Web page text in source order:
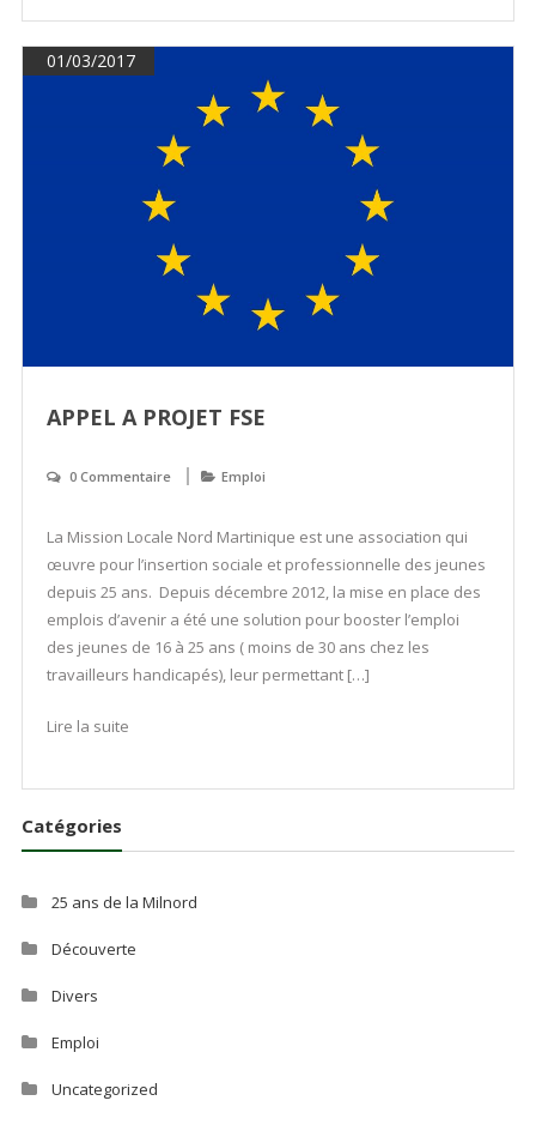
01/03/2017
APPEL A PROJET FSE
0 Commentaire Emploi
La Mission Locale Nord Martinique est une association qui
œuvre pour l’insertion sociale et professionnelle des jeunes
depuis 25 ans. Depuis décembre 2012, la mise en place des
emplois d’avenir a été une solution pour booster l’emploi
des jeunes de 16 à 25 ans ( moins de 30 ans chez les
travailleurs handicapés), leur permettant […]
Lire la suite
Catégories
25 ans de la Milnord
Découverte
Divers
Emploi
Uncategorized